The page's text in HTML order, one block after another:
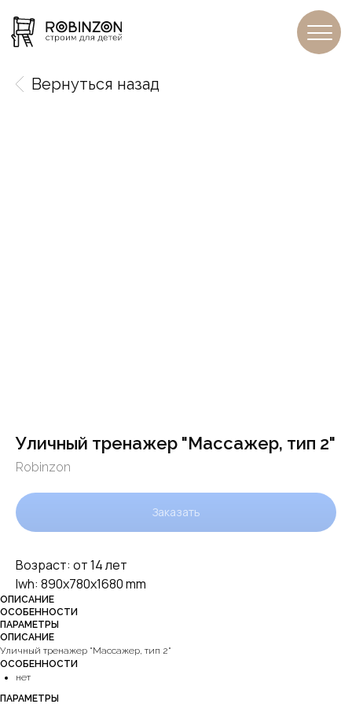
Вернуться назад
Уличный тренажер "Массажер, тип 2"
Robinzon
Заказать
Возраст: от 14 лет
lwh: 890x780x1680 mm
ОПИСАНИЕ
ОСОБЕННОСТИ
ПАРАМЕТРЫ
ОПИСАНИЕ
Уличный тренажер "Массажер, тип 2"
ОСОБЕННОСТИ
нет
ПАРАМЕТРЫ